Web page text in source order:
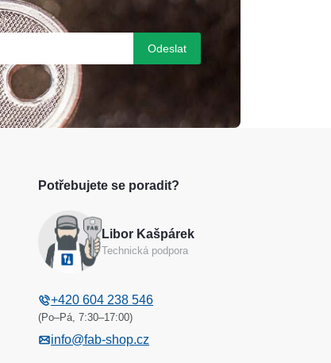
Odeslat
Potřebujete se poradit?
Libor Kašpárek
Technická podpora
+420 604 238 546
(Po–Pá, 7:30–17:00)
info@fab-shop.cz